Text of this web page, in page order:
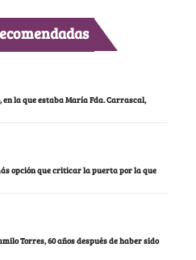
la que estaba María Fda. Carrascal,
opción que criticar la puerta por la que
Torres, 60 años después de haber sido